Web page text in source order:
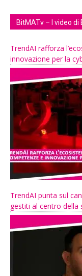
BitMATv – I video di
TrendAI rafforza
innovazione per la
TrendAI punta sul
gestiti al centro della